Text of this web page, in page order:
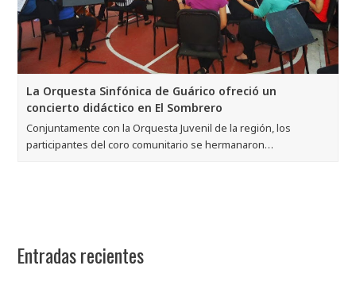
La Orquesta Sinfónica de Guárico ofreció un
concierto didáctico en El Sombrero
Conjuntamente con la Orquesta Juvenil de la región, los
participantes del coro comunitario se hermanaron…
Entradas recientes